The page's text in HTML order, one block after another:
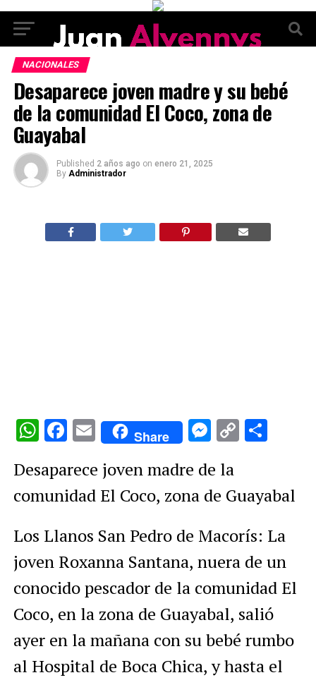
NACIONALES
Desaparece joven madre y su bebé
de la comunidad El Coco, zona de
Guayabal
Published 2 años ago on enero 21, 2025
By Administrador
WhatsApp
Facebook
EmailShare
Copy
Desaparece joven madre de la
comunidad El Coco, zona de Guayabal
Los Llanos San Pedro de Macorís: La
joven Roxanna Santana, nuera de un
conocido pescador de la comunidad El
Coco, en la zona de Guayabal, salió
ayer en la mañana con su bebé rumbo
al Hospital de Boca Chica, y hasta el